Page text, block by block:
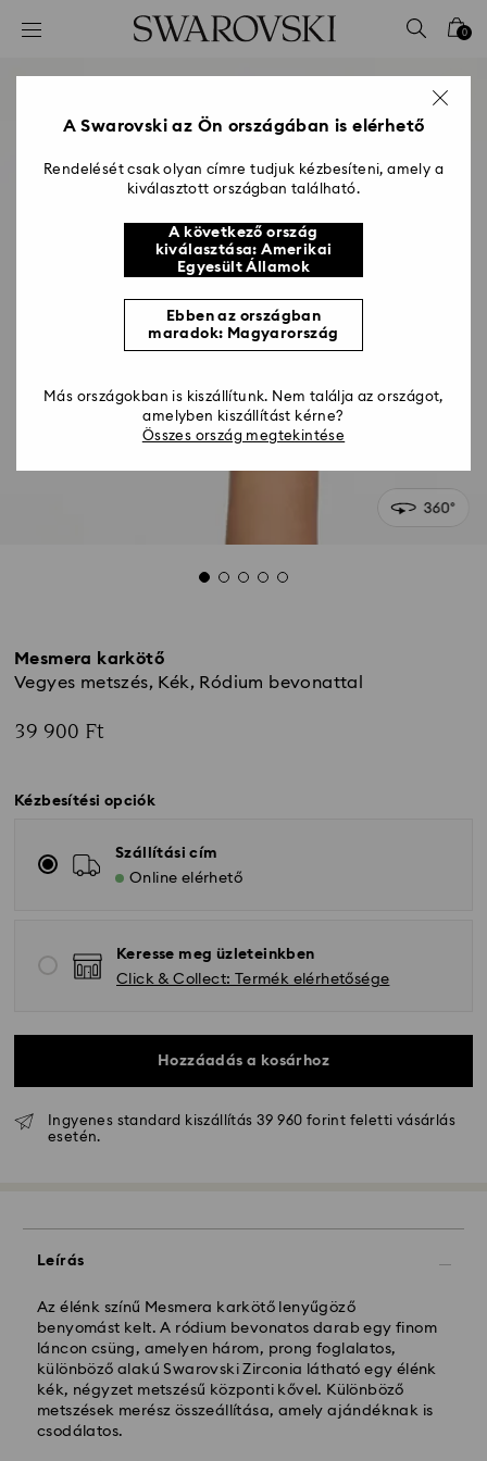
Hozzáférési-kulcs lista
2 - Lábléc
0
Mesmera karkötő
Vegyes metszés, Kék, Ródium bevonattal
39 900 Ft
Kézbesítési opciók
Szállítási cím
Online elérhető
Keresse meg üzleteinkben
Click & Collect: Termék elérhetősége
Hozzáadás a kosárhoz
Ingyenes standard kiszállítás 39 960 forint feletti vásárlás
esetén.
Leírás
Az élénk színű Mesmera karkötő lenyűgöző
benyomást kelt. A ródium bevonatos darab egy finom
láncon csüng, amelyen három, prong foglalatos,
különböző alakú Swarovski Zirconia látható egy élénk
kék, négyzet metszésű központi kővel. Különböző
metszések merész összeállítása, amely ajándéknak is
csodálatos.
szállítjuk ki.
és a szállítás után
Hagyományos kiszállítási költség: HUF 2'000
Ingyenes kiszállítás a rendelések felett: HUF 39 960
Expressz kiszállítási - FedEx
A Swarovski az Ön országában is elérhető
Rendelését csak olyan címre tudjuk kézbesíteni, amely a
kiválasztott országban található.
A következő ország
kiválasztása: Amerikai
Egyesült Államok
Ebben az országban
maradok: Magyarország
Más országokban is kiszállítunk. Nem találja az országot,
amelyben kiszállítást kérne?
Összes ország megtekintése